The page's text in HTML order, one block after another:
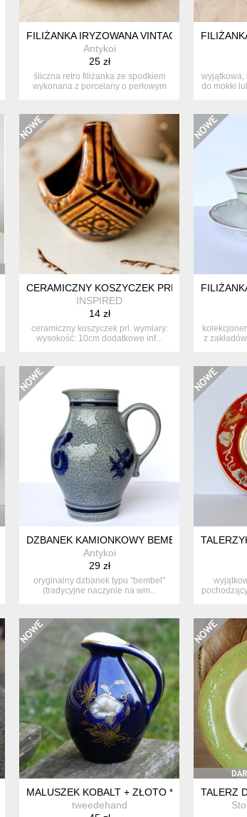
VINTAGE | RĘCZNIE MALOWANY KOTEK RETRO
FILIŻANKA IRYZOWANA VINTAGE PERŁOWA
Antykoi
25 zł
śliczna retro filiżanka ze spodkiem
wykonana z porcelany o perłowym
wyjątkowa,
do mokki
(UBYTEK)
CERAMICZNY KOSZYCZEK PRL
INSPIRED
14 zł
ceramiczny koszyczek prl. wymiary:
wysokość: 10cm dodatkowe inf...
z
RÓŻOWY MARMUREK PRL CARRY NEW LOOK
DZBANEK KAMIONKOWY BEMBEL MARZI &
Antykoi
29 zł
oryginalny dzbanek typu "bembel"
(tradycyjne naczynie na win...
KOLEKCJONERSKI * GOOSEY
MALUSZEK KOBALT + ZŁOTO *
tweedehand
TALERZ